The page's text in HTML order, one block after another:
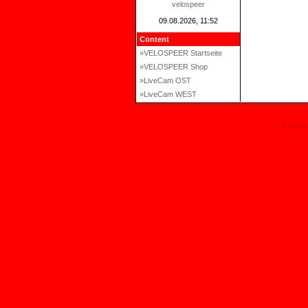
velospeer
09.08.2026, 11:52
Content
»VELOSPEER Startseite
»VELOSPEER Shop
»LiveCam OST
»LiveCam WEST